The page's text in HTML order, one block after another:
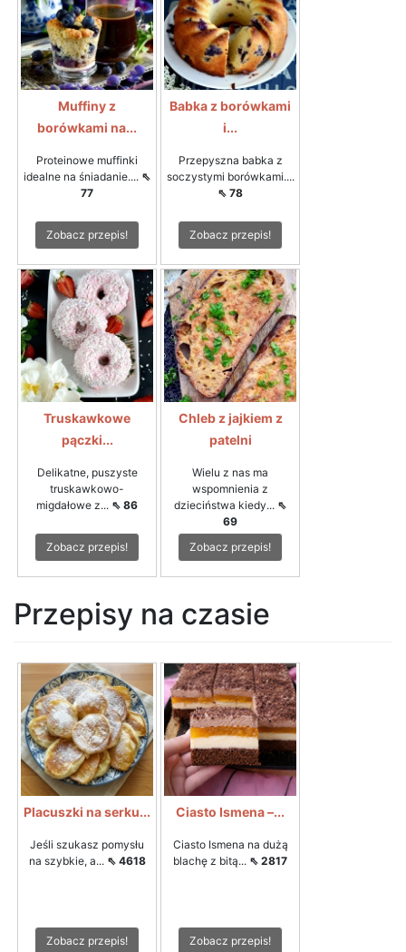
Muffiny z
borówkami na...
Proteinowe muffinki
idealne na śniadanie.... ⇖
77
Zobacz przepis!
Babka z borówkami
i...
Przepyszna babka z
soczystymi borówkami....
⇖ 78
Zobacz przepis!
Truskawkowe
pączki...
Delikatne, puszyste
truskawkowo-
migdałowe z... ⇖ 86
Zobacz przepis!
Chleb z jajkiem z
patelni
Wielu z nas ma
wspomnienia z
dzieciństwa kiedy... ⇖
69
Zobacz przepis!
Przepisy na czasie
Placuszki na serku...
Jeśli szukasz pomysłu
na szybkie, a... ⇖ 4618
Zobacz przepis!
Ciasto Ismena –...
Ciasto Ismena na dużą
blachę z bitą... ⇖ 2817
Zobacz przepis!